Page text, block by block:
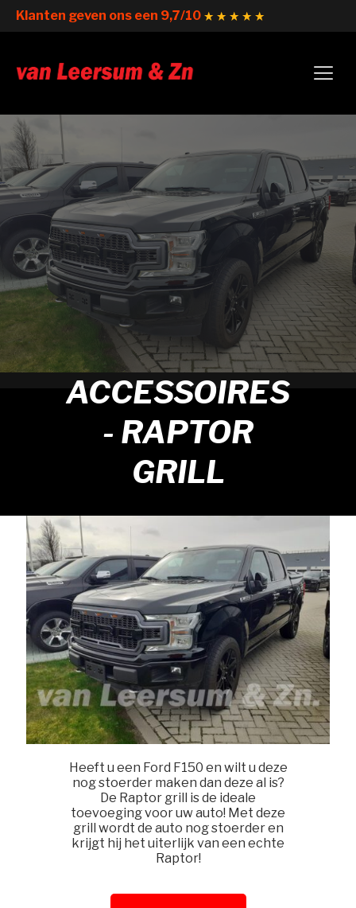
Klanten geven ons een 9,7/10
ACCESSOIRES
- RAPTOR
GRILL
Heeft u een Ford F150 en wilt u deze
nog stoerder maken dan deze al is?
De Raptor grill is de ideale
toevoeging voor uw auto! Met deze
grill wordt de auto nog stoerder en
krijgt hij het uiterlijk van een echte
Raptor!